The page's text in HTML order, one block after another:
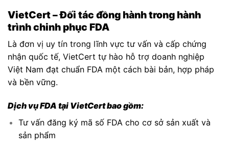
VietCert – Đối tác đồng hành trong hành
trình chinh phục FDA
Là đơn vị uy tín trong lĩnh vực tư vấn và cấp chứng
nhận quốc tế, VietCert tự hào hỗ trợ doanh nghiệp
Việt Nam đạt chuẩn FDA một cách bài bản, hợp pháp
và bền vững.
Dịch vụ FDA tại VietCert bao gồm:
Tư vấn đăng ký mã số FDA cho cơ sở sản xuất và
sản phẩm